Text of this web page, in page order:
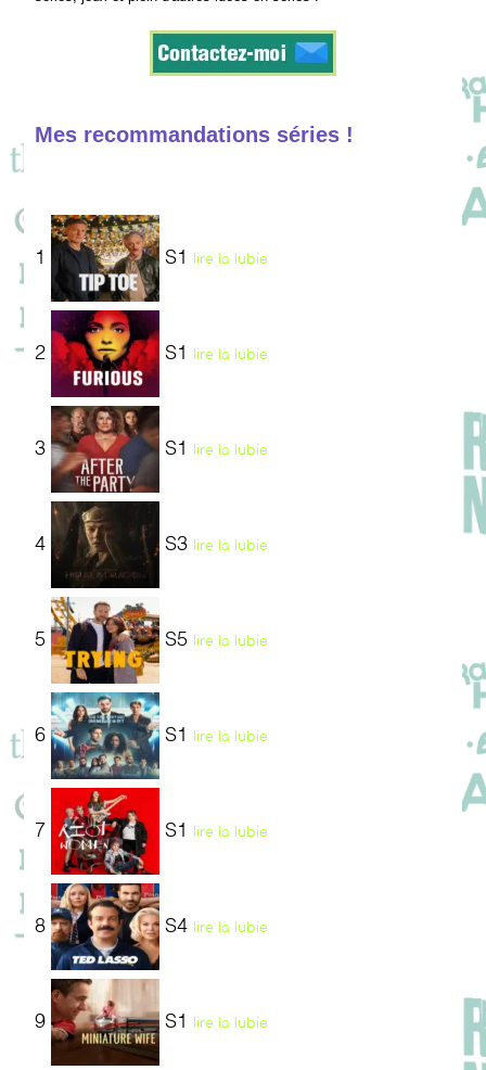
Mes recommandations séries !
1 S1 lire la lubie
2 S1 lire la lubie
3 S1 lire la lubie
4 S3 lire la lubie
5 S5 lire la lubie
6 S1 lire la lubie
7 S1 lire la lubie
8 S4 lire la lubie
9 S1 lire la lubie